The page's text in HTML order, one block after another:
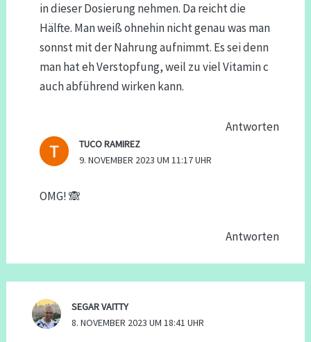
in dieser Dosierung nehmen. Da reicht die
Hälfte. Man weiß ohnehin nicht genau was man
sonnst mit der Nahrung aufnimmt. Es sei denn
man hat eh Verstopfung, weil zu viel Vitamin c
auch abführend wirken kann.
Antworten
TUCO RAMIREZ
9. NOVEMBER 2023 UM 11:17 UHR
OMG! 🙈
Antworten
SEGAR VAITTY
8. NOVEMBER 2023 UM 18:41 UHR